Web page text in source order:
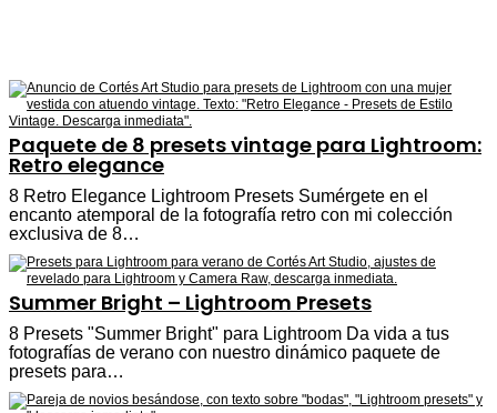
Paquete de 8 presets vintage para Lightroom:
Retro elegance
8 Retro Elegance Lightroom Presets Sumérgete en el
encanto atemporal de la fotografía retro con mi colección
exclusiva de 8…
Summer Bright – Lightroom Presets
8 Presets "Summer Bright" para Lightroom Da vida a tus
fotografías de verano con nuestro dinámico paquete de
presets para…